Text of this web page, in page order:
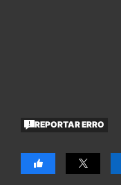
REPORTAR ERRO